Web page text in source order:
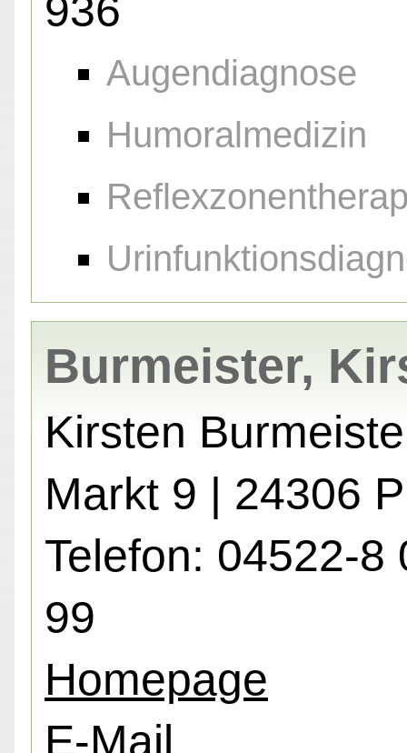
936
Augendiagnose
Humoralmedizin
Burmeister,
Kirsten
Markt 9 | 24306
Telefon: 04522-8
99
Homepage
E-Mail